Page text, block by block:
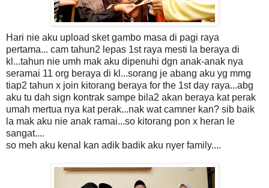
Hari nie aku upload sket gambo masa di pagi raya
pertama... cam tahun2 lepas 1st raya mesti la beraya di
kl...tahun nie umh mak aku dipenuhi dgn anak-anak nya
seramai 11 org beraya di kl...sorang je abang aku yg mmg
tiap2 tahun x join kitorang beraya for the 1st day raya...abg
aku tu dah sign kontrak sampe bila2 akan beraya kat perak
umah mertua nya kat perak...nak wat camner kan? sib baik
la mak aku nie anak ramai...so kitorang pon x heran le
sangat....
so meh aku kenal kan adik badik aku nyer family....